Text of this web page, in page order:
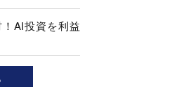
AI投資を利益